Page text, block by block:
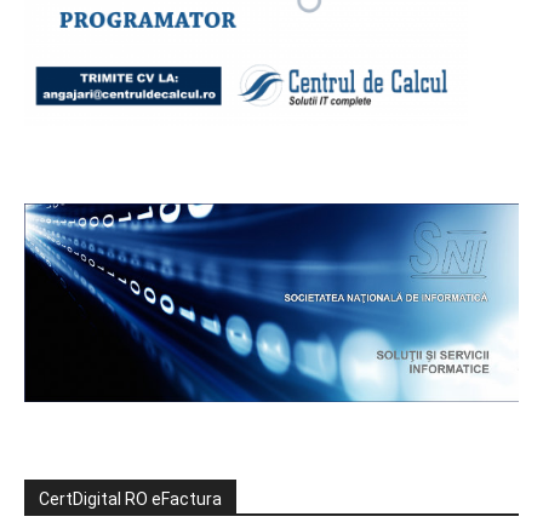
CertDigital RO eFactura